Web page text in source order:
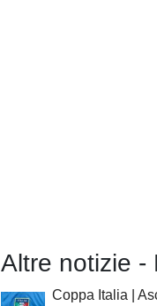
Altre notizie -
Coppa Italia |